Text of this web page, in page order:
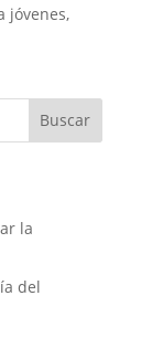
jóvenes,
Buscar
la
del